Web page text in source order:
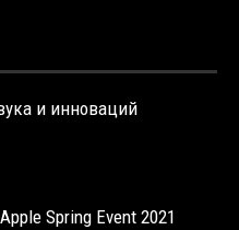
и инноваций
Spring Event 2021